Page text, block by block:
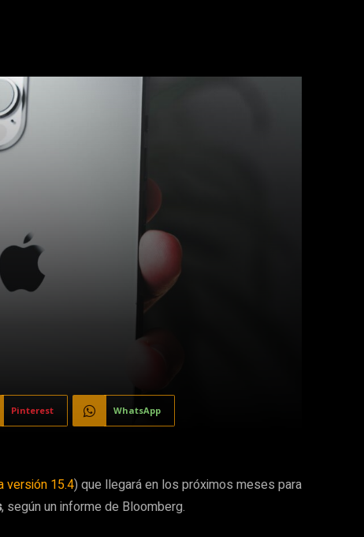
Pinterest WhatsApp
versión 15.4) que llegará en los próximos meses para
, según un informe de Bloomberg.